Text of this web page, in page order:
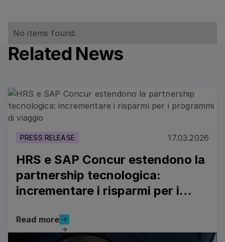
No items found.
Related News
PRESS RELEASE 17.03.2026
HRS e SAP Concur estendono la
partnership tecnologica:
incrementare i risparmi per i
Read more
Read more
Read more